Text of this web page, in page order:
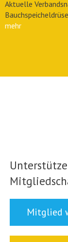
Aktuelle
mehr
Mitglied